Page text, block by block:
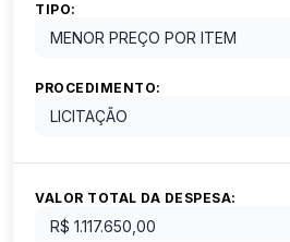
TIPO:
MENOR PREÇO POR ITEM
PROCEDIMENTO:
LICITAÇÃO
VALOR TOTAL DA DESPESA:
R$ 1.117.650,00